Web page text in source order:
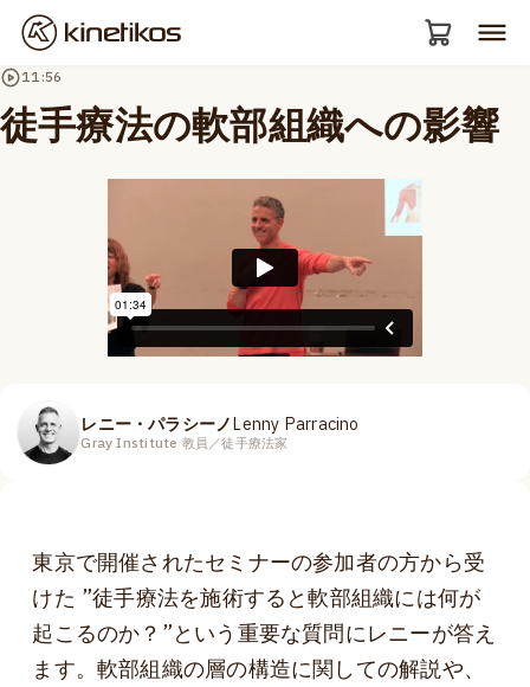
11:56
徒手療法の軟部組織への影響
レニー・パラシーノLenny Parracino
Gray Institute 教員／徒手療法家
東京で開催されたセミナーの参加者の方から受
けた ”徒手療法を施術すると軟部組織には何が
起こるのか？”という重要な質問にレニーが答え
ます。軟部組織の層の構造に関しての解説や、